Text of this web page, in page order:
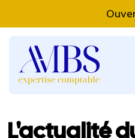
Ouvert tout
L'actualité